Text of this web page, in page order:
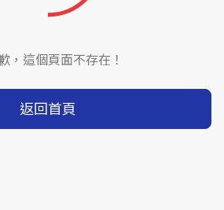
，這個頁面不存在！
返回首頁